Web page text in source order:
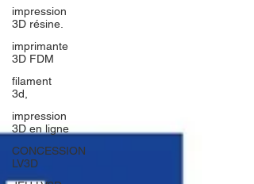
impression
3D résine.
imprimante
3D FDM
filament
3d,
impression
3D en ligne
CONCESSION
LV3D